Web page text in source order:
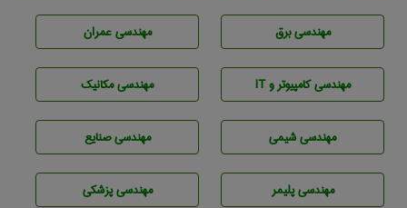
مهندسی برق مهندسی عمران
مهندسی كامپيوتر و IT مهندسی مکانیک
مهندسي شيمی مهندسی صنايع
مهندسی پليمر مهندسی پزشکی